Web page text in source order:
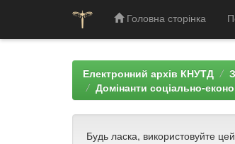
Головна сторінка
Електронний архів КНУТД
Домінанти соціально-
Будь ласка, використовуйте